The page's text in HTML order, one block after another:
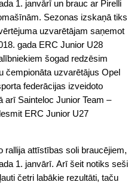
1. janvārī un brauc ar Pirelli
Sezonas izskaņā tiks
uzvarētājam saņemot
gada ERC Junior U28
šogad redzēsim
čempionāta uzvarētājus Opel
federācijas izveidoto
arī Sainteloc Junior Team –
ERC Junior U27
rallija attīstības soli braucējiem,
1. janvārī. Arī šeit notiks seši
četri labākie rezultāti, taču